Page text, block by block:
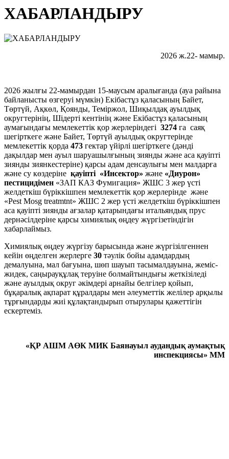
ХАБАРЛАНДЫРУ
2026 ж.22- мамыр.
2026 жылғы 22-мамырдан 15-маусым аралығанда (ауа райына
байланысты өзгеруі мүмкін) Екібастұз қаласының Байет,
Төртүй, Ақкөл, Қоянды, Теміржол, Шиқылдақ ауылдық
округтерінің, Шідерті кентінің және Екібастұз қаласының
аумағындағы мемлекеттік қор жерлеріндегі 3274 га саяқ
шегірткеге және Байет, Төртүй ауылдық округтерінде
мемлекеттік қорда 473 гектар үйірлі шегірткеге (дәнді
дақылдар мен ауыл шаруашылғының зиянды және аса қауіпті
зиянды зиянкестеріне) қарсы адам денсаулығы мен малдарға
және су көздеріне қауіпті «Инсектор» және «Диурон»
пестицидімен «ЗАП КАЗ Фумигация» ЖШС 3 жер үсті
желдеткіш бүріккішпен мемлекеттік қор жерлерінде және
«Pest Mosg treatmtnt» ЖШС 2 жер үсті желдеткіш бүріккішпен
аса қауіпті зиянды ағзалар қатарындағы итальяндық прус
дернәсілдеріне қарсы химиялық өңдеу жүргізетіндігін
хабарлаймыз.
Химиялық өңдеу жүргізу барысында және жүргізілгеннен
кейін өңделген жерлерге 30 тәулік бойы адамдардың
демалуына, мал бағуына, шөп шауып тасымалдауына, жеміс-
жидек, саңырауқұлақ теруіне болмайтындығы жеткізіледі
және ауылдық округ әкімдері арнайы белгілер қойып,
бұқаралық ақпарат құралдары мен әлеуметтік желілер арқылы
тұрғындарды жиі құлақтандырып отырулары қажеттігін
ескертеміз.
«ҚР АШМ АӨК МИК Баянауыл аудандық аумақтық
инспекциясы» ММ